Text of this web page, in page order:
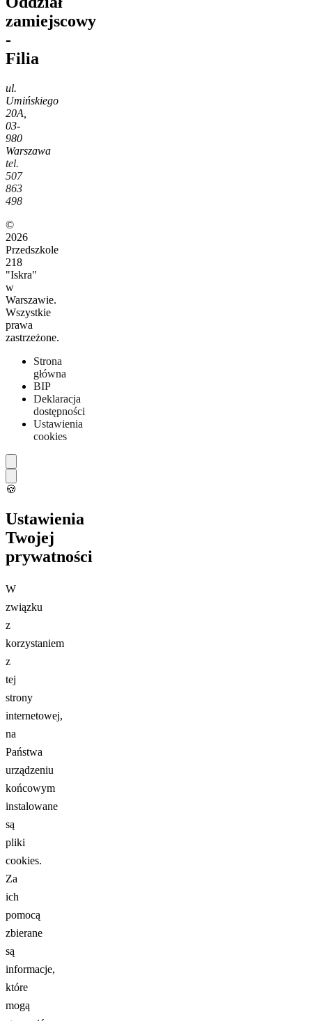
zamiejscowy
-
Filia
ul.
Umińskiego
20A,
03-
980
Warszawa
tel.
507
863
498
©
2026
Przedszkole
218
"Iskra"
w
Warszawie.
Wszystkie
prawa
zastrzeżone.
Strona
główna
BIP
Deklaracja
dostępności
Ustawienia
cookies
🍪
Ustawienia
Twojej
prywatności
W
związku
z
korzystaniem
z
tej
strony
internetowej,
na
Państwa
urządzeniu
końcowym
instalowane
są
pliki
cookies.
Za
ich
pomocą
zbierane
są
informacje,
które
mogą